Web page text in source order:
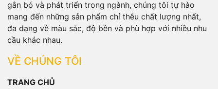
gắn bó và phát triển trong ngành, chúng tôi tự hào
mang đến những sản phẩm chỉ thêu chất lượng nhất,
đa dạng về màu sắc, độ bền và phù hợp với nhiều nhu
cầu khác nhau.
VỀ CHÚNG TÔI
TRANG CHỦ